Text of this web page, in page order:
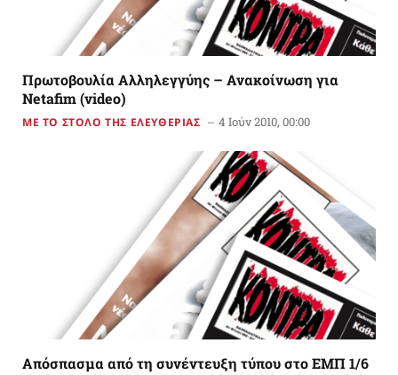
Πρωτοβουλία Αλληλεγγύης – Ανακοίνωση για
Netafim (video)
ΜΕ ΤΟ ΣΤΟΛΟ ΤΗΣ ΕΛΕΥΘΕΡΙΑΣ 4 Ιούν 2010, 00:00
Απόσπασμα από τη συνέντευξη τύπου στο ΕΜΠ 1/6